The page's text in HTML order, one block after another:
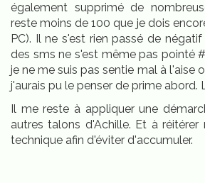
également supprimé de
reste moins de 100 que je dois
PC). Il ne s'est rien passé de
des sms ne s'est même pas pointé
je ne me suis pas sentie mal à l'aise
j'aurais pu le penser de prime abord.
Il me reste à appliquer une
autres talons d'Achille. Et à
technique afin d'éviter d'accumuler.